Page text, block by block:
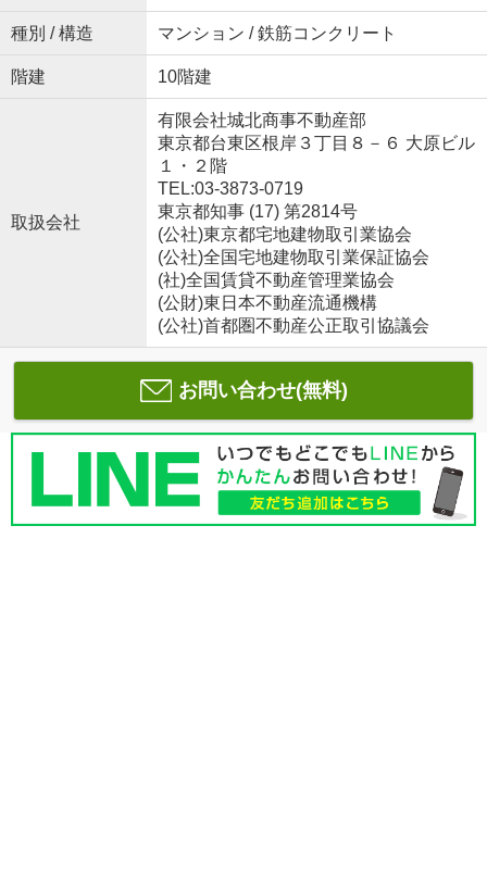
種別 / 構造 マンション / 鉄筋コンクリート
階建 10階建
取扱会社
有限会社城北商事不動産部
東京都台東区根岸３丁目８－６ 大原ビル
１・２階
TEL:03-3873-0719
東京都知事 (17) 第2814号
(公社)東京都宅地建物取引業協会
(公社)全国宅地建物取引業保証協会
(社)全国賃貸不動産管理業協会
(公財)東日本不動産流通機構
(公社)首都圏不動産公正取引協議会
お問い合わせ(無料)